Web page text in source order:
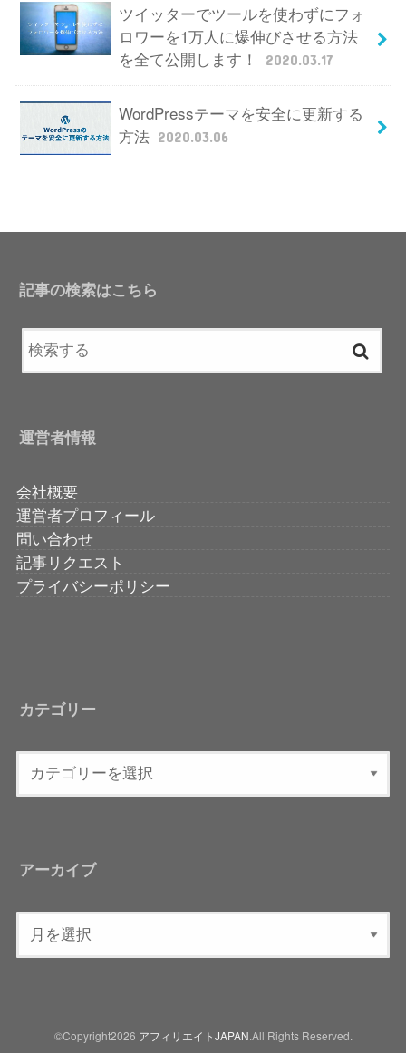
ツイッターでツールを使わずにフォ
ロワーを1万人に爆伸びさせる方法
を全て公開します！
2020.03.17
WordPressテーマを安全に更新する
方法 2020.03.06
記事の検索はこちら
運営者情報
会社概要
運営者プロフィール
問い合わせ
記事リクエスト
プライバシーポリシー
カテゴリー
アーカイブ
©Copyright2026 アフィリエイトJAPAN .All Rights Reserved.